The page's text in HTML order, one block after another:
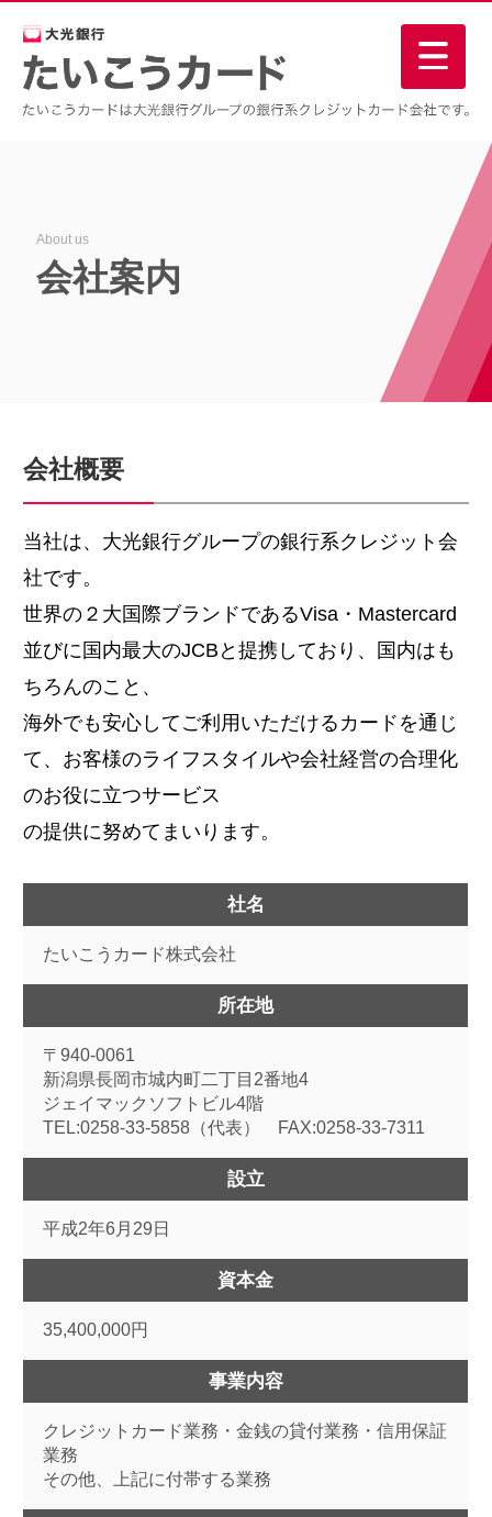
About us
会社案内
会社概要
当社は、大光銀行グループの銀行系クレジット会
社です。
世界の２大国際ブランドであるVisa・Mastercard
並びに国内最大のJCBと提携しており、国内はも
ちろんのこと、
海外でも安心してご利用いただけるカードを通じ
て、お客様のライフスタイルや会社経営の合理化
のお役に立つサービス
の提供に努めてまいります。
社名
たいこうカード株式会社
所在地
〒940-0061
新潟県長岡市城内町二丁目2番地4
ジェイマックソフトビル4階
TEL:0258-33-5858（代表） FAX:0258-33-7311
設立
平成2年6月29日
資本金
35,400,000円
事業内容
クレジットカード業務・金銭の貸付業務・信用保証
業務
その他、上記に付帯する業務